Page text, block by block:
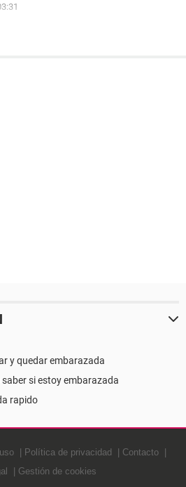
y quedar embarazada
si estoy embarazada
rapido
Política de privacidad
Contacto
Gestión de cookies